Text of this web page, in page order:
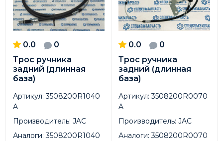
0.0
0
Трос ручника
задний (длинная
база)
Артикул: 3508200R1040
A
Производитель: JAC
Аналоги: 3508200R1040
0.0
0
Трос ручника
задний (длинная
база)
Артикул: 3508200R0070
A
Производитель: JAC
Аналоги: 3508200R0070